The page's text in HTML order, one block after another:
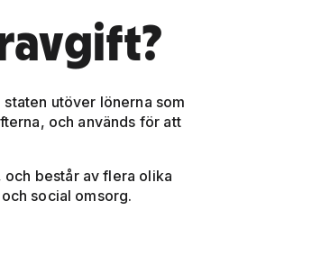
utöver lönerna som
och används för att
består av flera olika
social omsorg.